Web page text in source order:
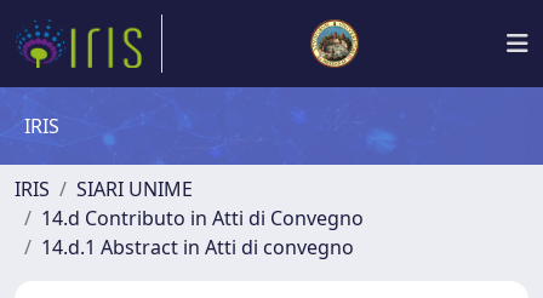
IRIS
IRIS
SIARI UNIME
14.d Contributo in Atti di Convegno
14.d.1 Abstract in Atti di convegno